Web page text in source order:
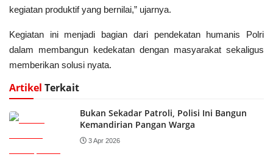
kegiatan produktif yang bernilai,” ujarnya.
Kegiatan ini menjadi bagian dari pendekatan humanis Polri
dalam membangun kedekatan dengan masyarakat sekaligus
memberikan solusi nyata.
Artikel Terkait
Bukan Sekadar Patroli, Polisi Ini Bangun
Kemandirian Pangan Warga
3 Apr 2026